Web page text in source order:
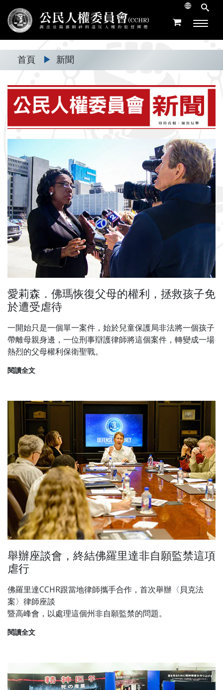
首頁 ▶ 新聞
愛莉森．佛瑪恢復父母的權利，拯救孩子免
於遭受虐待
一開始只是一個單一案件，始於兒童保護局非法將一個孩子
帶離母親身邊，一位刑事辯護律師將這個案件，轉變成一場
熱烈的父母權利保衛聖戰。
閱讀全文
舉辦座談會，終結佛羅里達非自願監禁這項
虐行
佛羅里達CCHR跟當地律師攜手合作，首次舉辦〈貝克法
案〉律師座談
暨高峰會，以處理這個州非自願監禁的問題。
閱讀全文